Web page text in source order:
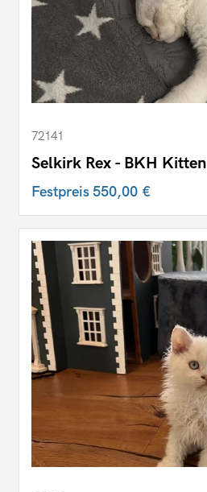
72141
Selkirk Rex - BKH Kitten
Festpreis550,00 €